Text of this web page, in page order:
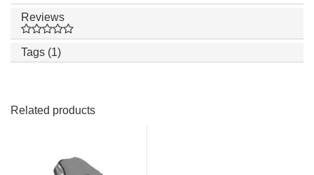
Reviews
Tags (1)
Related products